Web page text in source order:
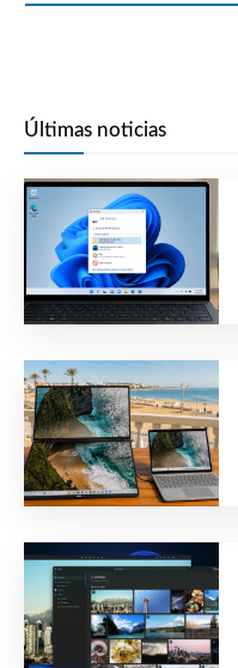
Últimas noticias